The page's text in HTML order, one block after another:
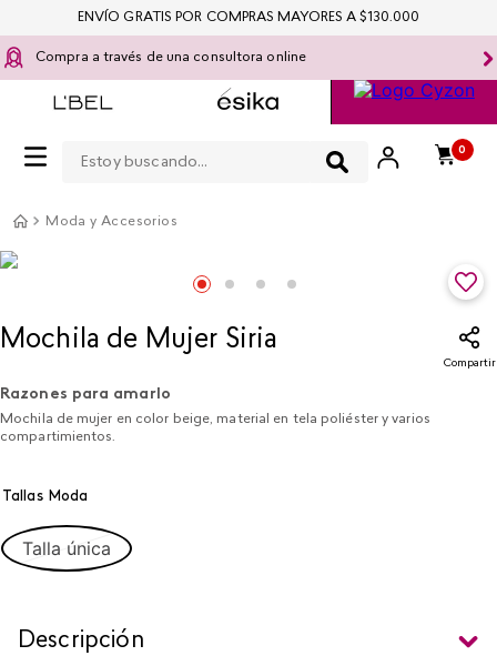
Compra a través de una consultora online
0
ENVÍO GRATIS POR COMPRAS MAYORES A $130.000
Moda y Accesorios
Mochila de Mujer Siria
Compartir
Razones para amarlo
Mochila de mujer en color beige, material en tela poliéster y varios
compartimientos.
Tallas Moda
Talla única
Descripción